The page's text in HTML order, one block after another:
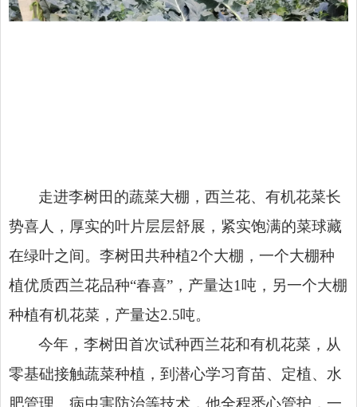
走进李树田的蔬菜大棚，西兰花、有机花菜长
势喜人，厚实的叶片层层舒展，紧实饱满的菜球藏
在绿叶之间。李树田共种植2个大棚，一个大棚种
植优质西兰花品种“春喜”，产量达1吨，另一个大棚
种植有机花菜，产量达2.5吨。
今年，李树田首次试种西兰花和有机花菜，从
零基础接触蔬菜种植，到潜心学习育苗、定植、水
肥管理、病虫害防治等技术，他全程悉心管护，一